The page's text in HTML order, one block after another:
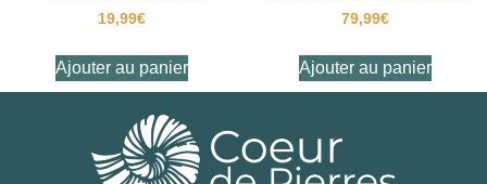
19,99€
Ajouter au panier
79,99€
Ajouter au panier